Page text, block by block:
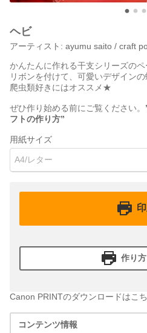
ヘビ
アーティスト: ayumu saito / craft
かんたんに作れる干支シリーズのペ
リボンを付けて、可愛いデザインの
爬虫類好きにはオススメ★
ぜひ作り始める前にご覧ください。
フトの作り方”
用紙サイズ
A4/レター
作り
Canon PRINTのダウンロードはこ
コンテンツ情報